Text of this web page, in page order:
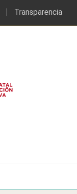
Transparencia